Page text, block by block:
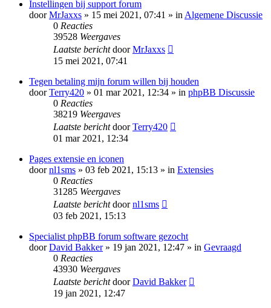
Instellingen bij support forum
doorMrJaxxs » 15 mei 2021, 07:41 » inAlgemene Discussie
0 Reacties
39528 Weergaves
Laatste berichtdoorMrJaxxs
15 mei 2021, 07:41
Tegen betaling mijn forum willen bij houden
doorTerry420 » 01 mar 2021, 12:34 » in phpBB Discussie
0 Reacties
38219 Weergaves
Laatste berichtdoorTerry420
01 mar 2021, 12:34
Pages extensie en iconen
doornl1sms » 03 feb 2021, 15:13 » in Extensies
0 Reacties
31285 Weergaves
Laatste berichtdoornl1sms
03 feb 2021, 15:13
Specialist phpBB forum software gezocht
doorDavid Bakker» 19 jan 2021, 12:47 » in Gevraagd
0 Reacties
43930 Weergaves
Laatste berichtdoorDavid Bakker
19 jan 2021, 12:47